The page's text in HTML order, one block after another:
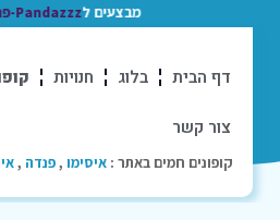
מבצעים לPandazzz-פנדזז
דף הבית בלוג חנויות
צור קשר
קופונים חמים באתר : איסימו ,פנדה ,